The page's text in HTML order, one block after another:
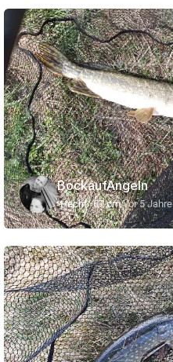
BockaufAngeln
Hecht 67 cm vor 5 Jahre